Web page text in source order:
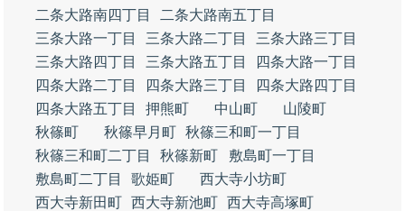
二条大路南四丁目
二条大路南五丁目
三条大路一丁目
三条大路二丁目
三条大路三丁目
三条大路四丁目
三条大路五丁目
四条大路一丁目
四条大路二丁目
四条大路三丁目
四条大路四丁目
四条大路五丁目
押熊町 中山町
山陵町
秋篠町
秋篠早月町 秋篠三和町一丁目
秋篠三和町二丁目
秋篠新町
敷島町一丁目
敷島町二丁目
歌姫町
西大寺小坊町
西大寺新田町 西大寺新池町 西大寺高塚町